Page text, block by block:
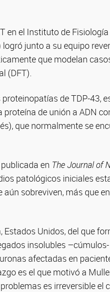
en el Instituto de
logró junto a su equipo
que modelan
(DFT).
de TDP-43,
de unión a ADN
que normalmente se
en The Journal of
patológicos iniciales
sobreviven, más que
Unidos, del que
insolubles
afectadas en
es el que motivó a
es irreversible el